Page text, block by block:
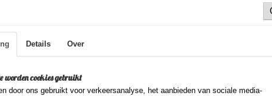
✓
Details Over
worden cookies gebruikt
door ons gebruikt voor verkeersanalyse, het aanbieden van sociale media-